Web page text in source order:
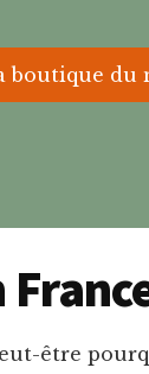
boutique du
être